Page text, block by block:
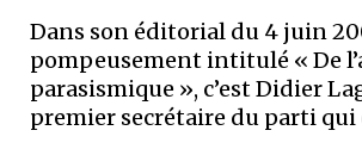
Dans son éditorial du 4 juin
pompeusement intitulé « De
parasismique », c’est Didier
premier secrétaire du parti qui